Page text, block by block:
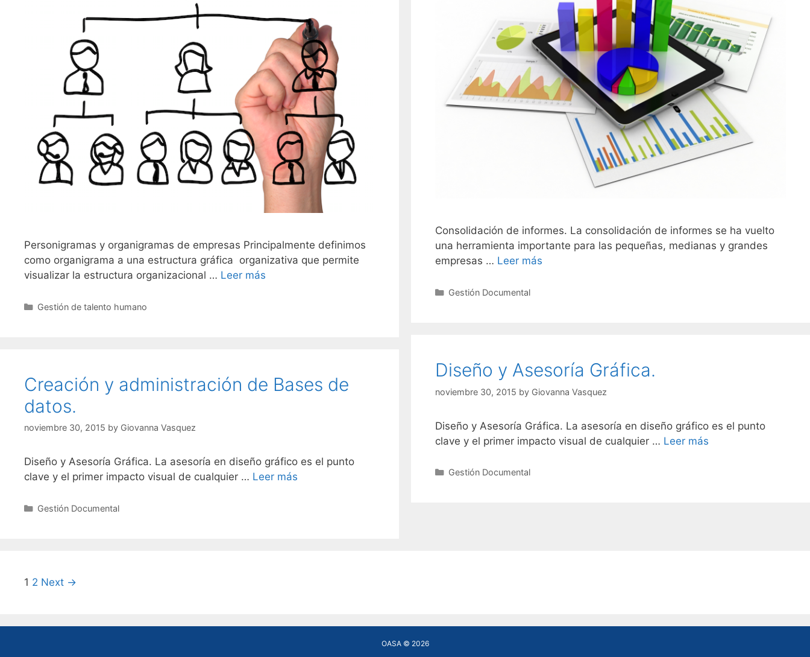
Personigramas y organigramas de empresas Principalmente definimos
como organigrama a una estructura gráfica organizativa que permite
visualizar la estructura organizacional … Leer más
Categories
Gestión de talento humano
Consolidación de informes. La consolidación de informes se ha vuelto
una herramienta importante para las pequeñas, medianas y grandes
empresas … Leer más
Categories
Gestión Documental
Diseño y Asesoría Gráfica.
noviembre 30, 2015 by Giovanna Vasquez
Diseño y Asesoría Gráfica. La asesoría en diseño gráfico es el punto
clave y el primer impacto visual de cualquier … Leer más
Categories
Gestión Documental
Creación y administración de Bases de
datos.
noviembre 30, 2015 by Giovanna Vasquez
Diseño y Asesoría Gráfica. La asesoría en diseño gráfico es el punto
clave y el primer impacto visual de cualquier … Leer más
Categories
Gestión Documental
Post
1 2 Next →
OASA © 2026